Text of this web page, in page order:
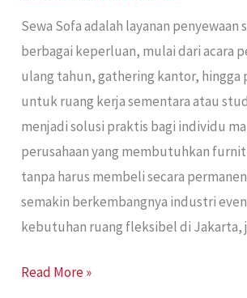
Sewa Sofa adalah layanan penyewaan
berbagai keperluan, mulai dari acara
ulang tahun, gathering kantor, hingga
untuk ruang kerja sementara atau
menjadi solusi praktis bagi individu
perusahaan yang membutuhkan
tanpa harus membeli secara
semakin berkembangnya industri
kebutuhan ruang fleksibel di Jakarta,
Read More »